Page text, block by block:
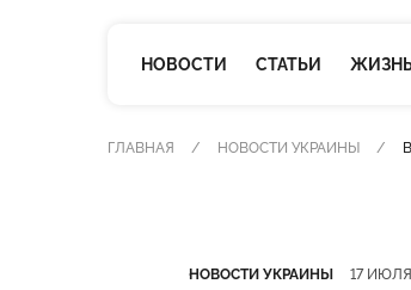
НОВОСТИ СТАТЬИ
ГЛАВНАЯ НОВОСТИ УКРАИНЫ
НОВОСТИ УКРАИНЫ 17 ИЮЛЯ